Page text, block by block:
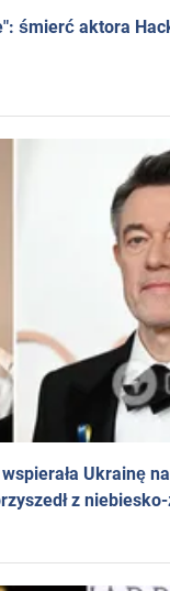
śmierć aktora
Ukrainę
z